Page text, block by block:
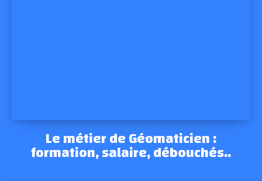
Le métier de Géomaticien :
formation, salaire, débouchés..